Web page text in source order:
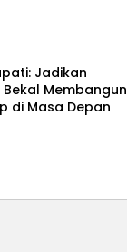
Jadikan
Membangun
di Masa Depan